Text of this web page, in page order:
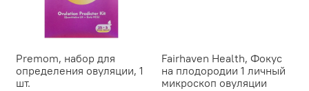
Premom, набор для
определения овуляции, 1
шт.
Fairhaven Health, Фокус
на плодородии 1 личный
микроскоп овуляции